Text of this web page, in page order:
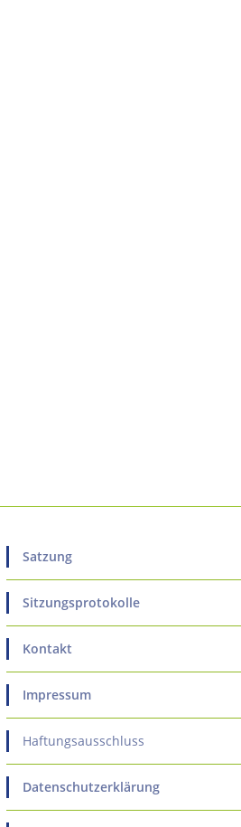
Satzung
Sitzungsprotokolle
Kontakt
Impressum
Haftungsausschluss
Datenschutzerklärung